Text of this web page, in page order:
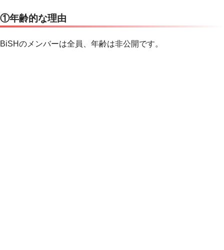
①年齢的な理由
BiSHのメンバーは全員、年齢は非公開です。